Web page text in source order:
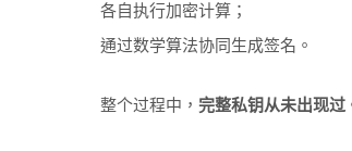
各自执行加密计算；
通过数学算法协同生成签名。
整个过程中， 完整私钥从未出现过